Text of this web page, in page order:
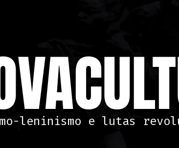
leninismo e lutas